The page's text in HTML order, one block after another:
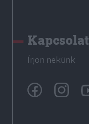
Kapcsolat
Írjon nekünk